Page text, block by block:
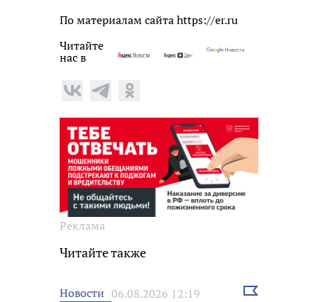
По материалам сайта https://er.ru
Читайте
нас в
Реклама
Читайте также
Новости 06.08.2026 12:19
Выбрать